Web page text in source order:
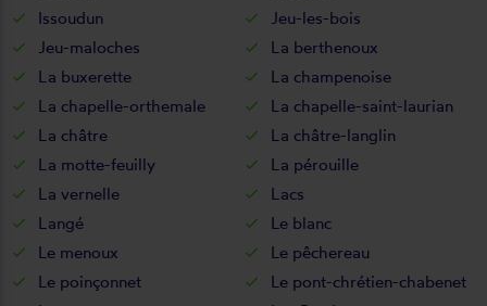
Issoudun
Jeu-les-bois
Jeu-maloches
La berthenoux
La buxerette
La champenoise
La chapelle-orthemale
La chapelle-saint-laurian
La châtre
La châtre-langlin
La motte-feuilly
La pérouille
La vernelle
Lacs
Langé
Le blanc
Le menoux
Le pêchereau
Le poinçonnet
Le pont-chrétien-chabenet